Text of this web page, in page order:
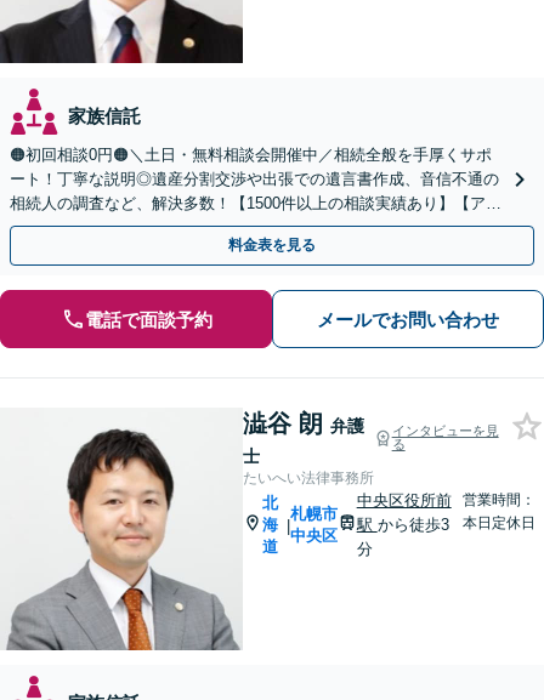
家族信託
🟠初回相談0円🟠＼土日・無料相談会開催中／相続全般を手厚くサポ
ート！丁寧な説明◎遺産分割交渉や出張での遺言書作成、音信不通の
相続人の調査など、解決多数！【1500件以上の相談実績あり】【アク
セス良好】【分かりやすい料金体系】
料金表を見る
電話で面談予約 メールでお問い合わせ
澁谷 朗 弁護
士
インタビューを見
る
たいへい法律事務所
北
海
道
|
札幌市
中央区
中央区役所前
駅 から徒歩3
分
営業時間：
本日定休日